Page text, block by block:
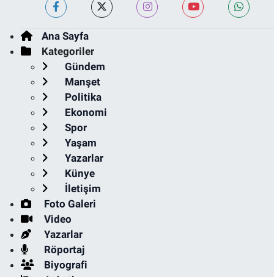
Ana Sayfa
Kategoriler
Gündem
Manşet
Politika
Ekonomi
Spor
Yaşam
Yazarlar
Künye
İletişim
Foto Galeri
Video
Yazarlar
Röportaj
Biyografi